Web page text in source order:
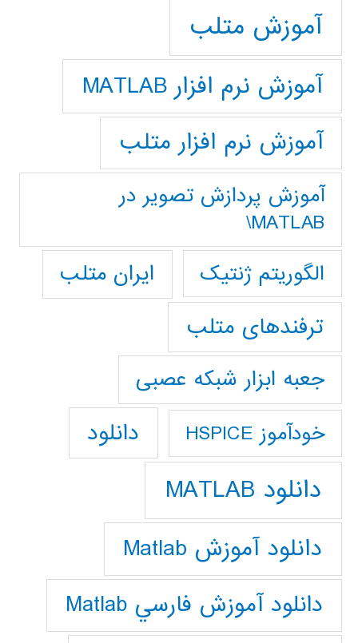
آموزش متلب
آموزش نرم افزار MATLAB
آموزش نرم افزار متلب
آموزش پردازش تصوير در
MATLAB\
الگوریتم ژنتیک
ایران متلب
ترفندهای متلب
جعبه ابزار شبکه عصبی
خودآموز HSPICE دانلود
دانلود MATLAB
دانلود آموزش Matlab
دانلود آموزش فارسي Matlab